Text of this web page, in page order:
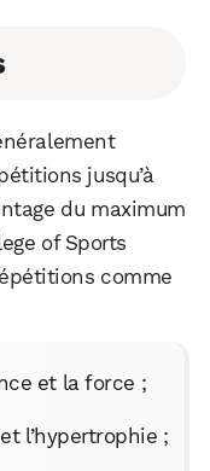
jusqu’à
du maximum
of Sports
comme
et la force ;
l’hypertrophie ;